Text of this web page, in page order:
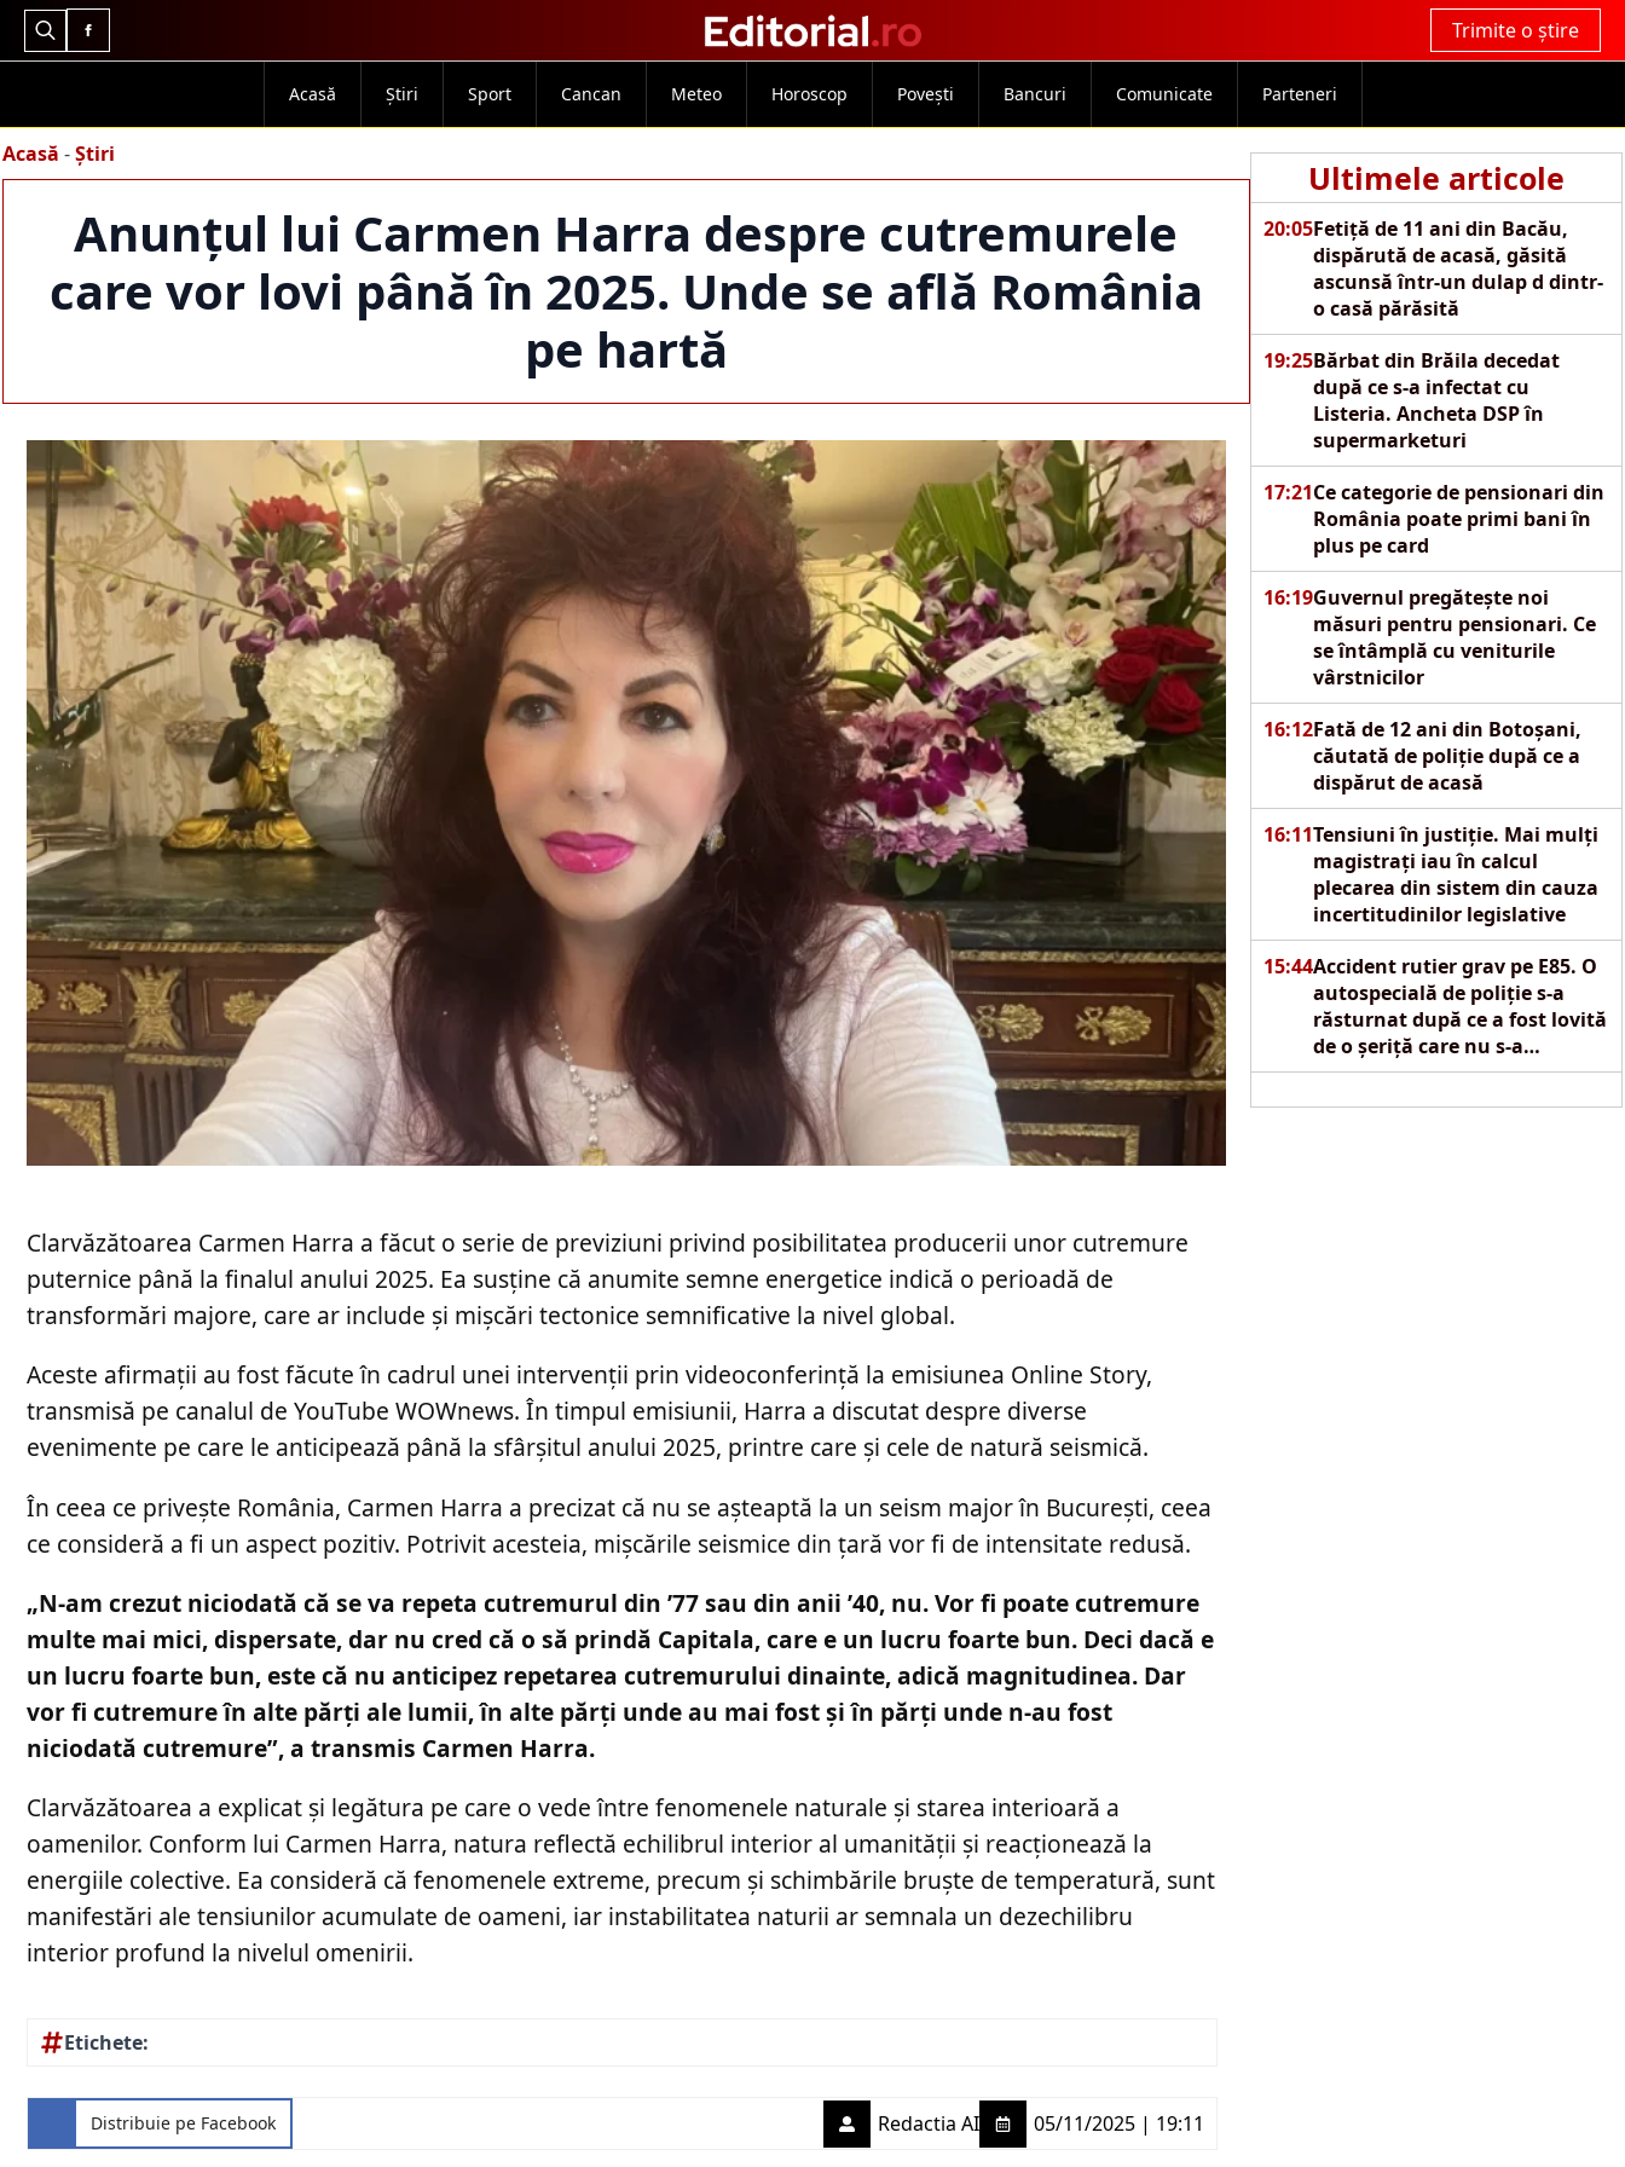
Search
Trimite o știre
Acasă Știri Sport Cancan Meteo Horoscop Povești Bancuri Comunicate Parteneri
Acasă -Știri
Anunțul lui Carmen Harra despre cutremurele
care vor lovi până în 2025. Unde se află România
pe hartă
Ultimele articole
20:05Fetiță de 11 ani din Bacău,
dispărută de acasă, găsită
ascunsă într-un dulap d dintr-
o casă părăsită
19:25Bărbat din Brăila decedat
după ce s-a infectat cu
Listeria. Ancheta DSP în
supermarketuri
17:21Ce categorie de pensionari din
România poate primi bani în
plus pe card
16:19Guvernul pregătește noi
măsuri pentru pensionari. Ce
se întâmplă cu veniturile
vârstnicilor
16:12Fată de 12 ani din Botoșani,
căutată de poliție după ce a
dispărut de acasă
16:11Tensiuni în justiție. Mai mulți
magistrați iau în calcul
plecarea din sistem din cauza
incertitudinilor legislative
15:44Accident rutier grav pe E85. O
autospecială de poliție s-a
răsturnat după ce a fost lovită
de o șeriță care nu s-a
asigurat
Clarvăzătoarea Carmen Harra a făcut o serie de previziuni privind posibilitatea producerii unor cutremure
puternice până la finalul anului 2025. Ea susține că anumite semne energetice indică o perioadă de
transformări majore, care ar include și mișcări tectonice semnificative la nivel global.
Aceste afirmații au fost făcute în cadrul unei intervenții prin videoconferință la emisiunea Online Story,
transmisă pe canalul de YouTube WOWnews. În timpul emisiunii, Harra a discutat despre diverse
evenimente pe care le anticipează până la sfârșitul anului 2025, printre care și cele de natură seismică.
În ceea ce privește România, Carmen Harra a precizat că nu se așteaptă la un seism major în București, ceea
ce consideră a fi un aspect pozitiv. Potrivit acesteia, mișcările seismice din țară vor fi de intensitate redusă.
„N-am crezut niciodată că se va repeta cutremurul din ’77 sau din anii ’40, nu. Vor fi poate cutremure
multe mai mici, dispersate, dar nu cred că o să prindă Capitala, care e un lucru foarte bun. Deci dacă e
un lucru foarte bun, este că nu anticipez repetarea cutremurului dinainte, adică magnitudinea. Dar
vor fi cutremure în alte părți ale lumii, în alte părți unde au mai fost și în părți unde n-au fost
niciodată cutremure”, a transmis Carmen Harra.
Clarvăzătoarea a explicat și legătura pe care o vede între fenomenele naturale și starea interioară a
oamenilor. Conform lui Carmen Harra, natura reflectă echilibrul interior al umanității și reacționează la
energiile colective. Ea consideră că fenomenele extreme, precum și schimbările bruște de temperatură, sunt
manifestări ale tensiunilor acumulate de oameni, iar instabilitatea naturii ar semnala un dezechilibru
interior profund la nivelul omenirii.
Etichete:
Distribuie pe Facebook Redactia AI 05/11/2025 | 19:11